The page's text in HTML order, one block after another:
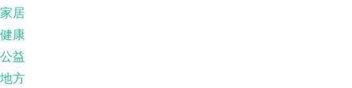
家居
健康
公益
地方